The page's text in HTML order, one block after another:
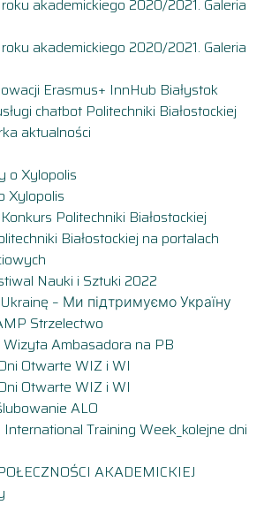
akademickiego 2020/2021. Galeria
akademickiego 2020/2021. Galeria
Erasmus+ InnHub Białystok
chatbot Politechniki Białostockiej
aktualności
o Xylopolis
Xylopolis
Politechniki Białostockiej
Białostockiej na portalach
Nauki i Sztuki 2022
– Ми підтримуємо Україну
Strzelectwo
Ambasadora na PB
Otwarte WIZ i WI
Otwarte WIZ i WI
ALO
Training Week_kolejne dni
AKADEMICKIEJ